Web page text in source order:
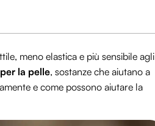
meno elastica e più sensibile agli
la pelle, sostanze che aiutano a
e come possono aiutare la